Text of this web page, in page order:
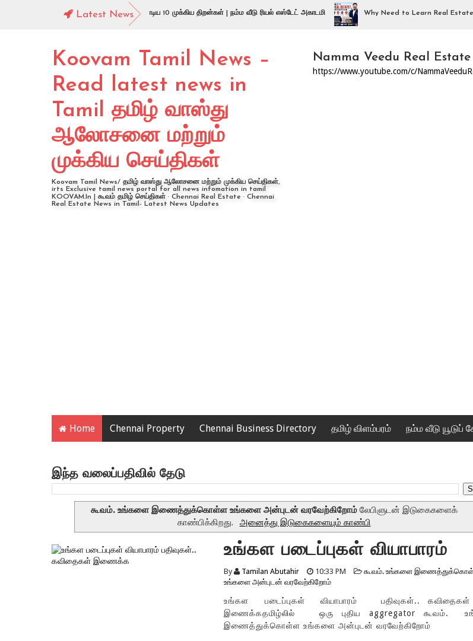
Latest News
எஸ்டேட் தொழிலில் வெற்றி பெற வேண்டிய 10 முக்கிய திறன்கள் | நம்ம வீடு ரியல் எஸ்டேட் அகாடமி Why Need to Learn Real Estate? |
Koovam Tamil News –
Read latest news in
Tamil தமிழ் வாஸ்து
ஆலோசனை மற்றும்
முக்கிய செய்திகள்
Koovam Tamil News/ தமிழ் வாஸ்து ஆலோசனை மற்றும் முக்கிய செய்திகள்,
irts Exclusive tamil news portal for all news infomation in tamil
KOOVAM.In | கூவம் தமிழ் செய்திகள் · Chennai Real Estate · Chennai
Real Estate News in Tamil- Latest News Updates
Namma Veedu Real
https://www.youtube.com/c/
Home Chennai Property Chennai Business Directory தமிழ் விளம்பரம் நம்ம வீடு யூடுப்
இந்த வலைப்பதிவில் தேடு
கூவம். உங்களை இணைத்துக்கொள்ள உங்களை அன்புடன் வரவேற்கிறோம் லேபிளுடன் இடுகைகளைக்
காண்பிக்கிறது.
அனைத்து இடுகைகளையும் காண்பி
உங்கள படைப்புகள் வியாபாரம்
பதிவுகள்.. கவிதைகள்
By Tamilan Abutahir 10:33 PM
கூவம். உங்களை
உங்களை அன்புடன் வரவேற்கிறோம்
உங்கள படைப்புகள் வியாபாரம் பதிவுகள்..
இணைக்கதமிழ்லில் ஒரு புதிய aggregator கூவம்.
இணைத்துக்கொள்ள உங்களை அன்புடன் வரவேற்கிறோம்